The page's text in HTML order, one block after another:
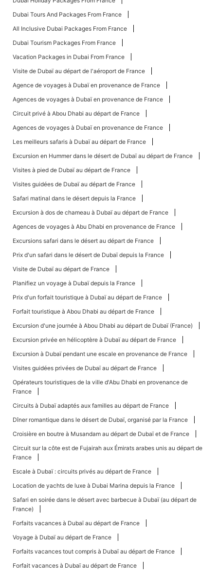
Dubai Tours And Packages From France
All Inclusive Dubai Packages From France
Dubai Tourism Packages From France
Vacation Packages in Dubai From France
Visite de Dubaï au départ de l'aéroport de France
Agence de voyages à Dubaï en provenance de France
Agences de voyages à Dubaï en provenance de France
Circuit privé à Abou Dhabi au départ de France
Agences de voyages à Dubaï en provenance de France
Les meilleurs safaris à Dubaï au départ de France
Excursion en Hummer dans le désert de Dubaï au départ de France
Visites à pied de Dubaï au départ de France
Visites guidées de Dubaï au départ de France
Safari matinal dans le désert depuis la France
Excursion à dos de chameau à Dubaï au départ de France
Agences de voyages à Abu Dhabi en provenance de France
Excursions safari dans le désert au départ de France
Prix ​​d'un safari dans le désert de Dubaï depuis la France
Visite de Dubaï au départ de France
Planifiez un voyage à Dubaï depuis la France
Prix ​​d'un forfait touristique à Dubaï au départ de France
Forfait touristique à Abou Dhabi au départ de France
Excursion d'une journée à Abou Dhabi au départ de Dubaï (France)
Excursion privée en hélicoptère à Dubaï au départ de France
Excursion à Dubaï pendant une escale en provenance de France
Visites guidées privées de Dubaï au départ de France
Opérateurs touristiques de la ville d'Abu Dhabi en provenance de
France
Circuits à Dubaï adaptés aux familles au départ de France
Dîner romantique dans le désert de Dubaï, organisé par la France
Croisière en boutre à Musandam au départ de Dubaï et de France
Circuit sur la côte est de Fujairah aux Émirats arabes unis au départ de
France
Escale à Dubaï : circuits privés au départ de France
Location de yachts de luxe à Dubai Marina depuis la France
Safari en soirée dans le désert avec barbecue à Dubaï (au départ de
France)
Forfaits vacances à Dubaï au départ de France
Voyage à Dubaï au départ de France
Forfaits vacances tout compris à Dubaï au départ de France
Forfait vacances à Dubaï au départ de France